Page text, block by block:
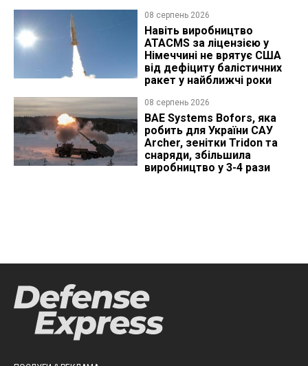
08 серпень 2026
Навіть виробництво
ATACMS за ліцензією у
Німеччині не врятує США
від дефіциту балістичних
ракет у найближчі роки
08 серпень 2026
BAE Systems Bofors, яка
робить для України САУ
Archer, зенітки Tridon та
снаряди, збільшила
виробництво у 3-4 рази